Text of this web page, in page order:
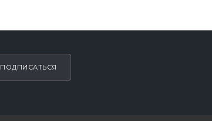
ПОДПИСАТЬСЯ